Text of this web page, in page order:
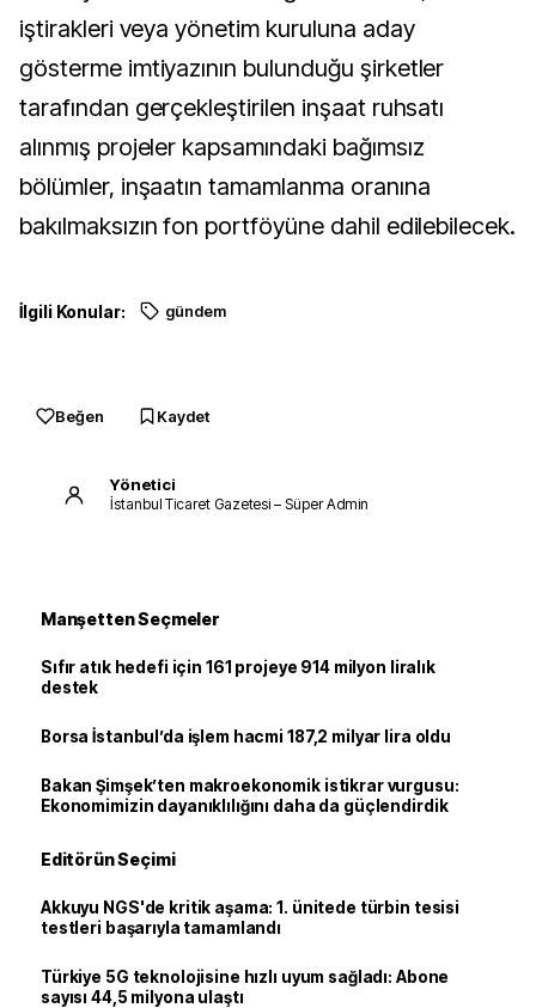
iştirakleri veya yönetim kuruluna aday
gösterme imtiyazının bulunduğu şirketler
tarafından gerçekleştirilen inşaat ruhsatı
alınmış projeler kapsamındaki bağımsız
bölümler, inşaatın tamamlanma oranına
bakılmaksızın fon portföyüne dahil edilebilecek.
İlgili Konular: gündem
Beğen Kaydet
Yönetici
İstanbul Ticaret Gazetesi – Süper Admin
Manşetten Seçmeler
Sıfır atık hedefi için 161 projeye 914 milyon liralık
destek
Borsa İstanbul’da işlem hacmi 187,2 milyar lira oldu
Bakan Şimşek’ten makroekonomik istikrar vurgusu:
Ekonomimizin dayanıklılığını daha da güçlendirdik
Editörün Seçimi
Akkuyu NGS'de kritik aşama: 1. ünitede türbin tesisi
testleri başarıyla tamamlandı
Türkiye 5G teknolojisine hızlı uyum sağladı: Abone
sayısı 44,5 milyona ulaştı